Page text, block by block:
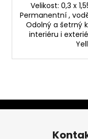
Velikost: 0,3 x
Permanentní ,
Odolný a šetrný
interiéru i